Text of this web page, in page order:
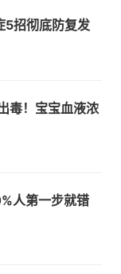
5招彻底防复发
毒！宝宝血液浓
人第一步就错